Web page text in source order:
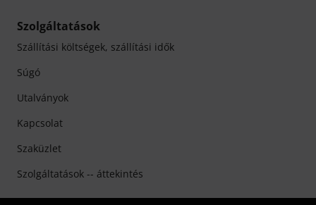
Szolgáltatások
Szállítási költségek, szállítási idők
Súgó
Utalványok
Kapcsolat
Szaküzlet
Szolgáltatások -- áttekintés